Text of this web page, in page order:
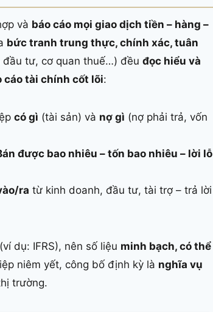
và báo cáo mọi giao dịch tiền – hàng –
bức tranh trung thực, chính xác, tuân
tư, cơ quan thuế…) đều đọc hiểu và
cáo tài chính cốt lõi:
có gì (tài sản) và nợ gì (nợ phải trả, vốn
được bao nhiêu – tốn bao nhiêu – lời lỗ
ra từ kinh doanh, đầu tư, tài trợ – trả lời
(ví dụ: IFRS), nên số liệu minh bạch, có thể
niêm yết, công bố định kỳ là nghĩa vụ
trường.